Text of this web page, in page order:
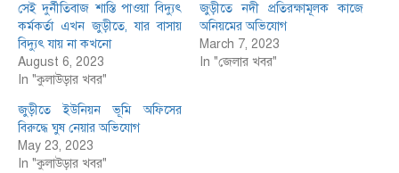
সেই দুর্নীতিবাজ শাস্তি পাওয়া বিদ্যুৎ
কর্মকর্তা এখন জুড়ীতে, যার বাসায়
বিদ্যুৎ যায় না কখনো
August 6, 2023
In "কুলাউড়ার খবর"
জুড়ীতে নদী প্রতিরক্ষামূলক কাজে
অনিয়মের অভিযোগ
March 7, 2023
In "জেলার খবর"
জুড়ীতে ইউনিয়ন ভূমি অফিসের
বিরুদ্ধে ঘুষ নেয়ার অভিযোগ
May 23, 2023
In "কুলাউড়ার খবর"